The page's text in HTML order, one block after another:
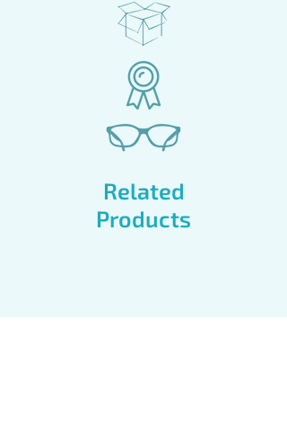
Related
Products